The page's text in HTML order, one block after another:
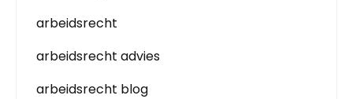
arbeidsrecht
arbeidsrecht advies
arbeidsrecht blog